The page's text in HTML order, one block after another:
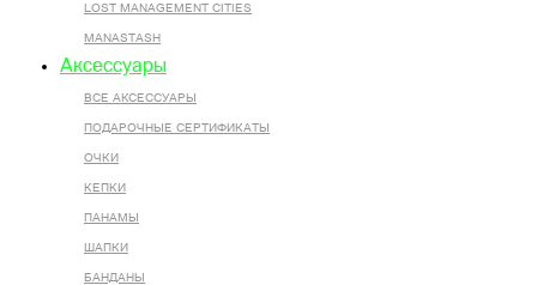
LOST MANAGEMENT CITIES
MANASTASH
Аксессуары
ВСЕ AКСЕССУАРЫ
ПОДАРОЧНЫЕ СЕРТИФИКАТЫ
ОЧКИ
КЕПКИ
ПАНАМЫ
ШАПКИ
БАНДАНЫ